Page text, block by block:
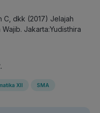
C, dkk (2017) Jelajah
Jakarta:Yudisthira
XII SMA